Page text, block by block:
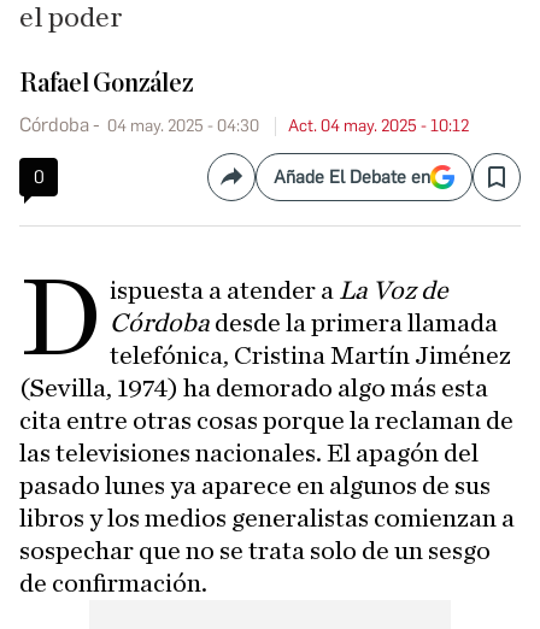
el poder
Rafael González
Córdoba 04 may. 2025 - 04:30 Act. 04 may. 2025 - 10:12
0 CompartirAñade El Debate en Save
D ispuesta a atender a La Voz de
Córdoba desde la primera llamada
telefónica, Cristina Martín Jiménez
(Sevilla, 1974) ha demorado algo más esta
cita entre otras cosas porque la reclaman de
las televisiones nacionales. El apagón del
pasado lunes ya aparece en algunos de sus
libros y los medios generalistas comienzan a
sospechar que no se trata solo de un sesgo
de confirmación.